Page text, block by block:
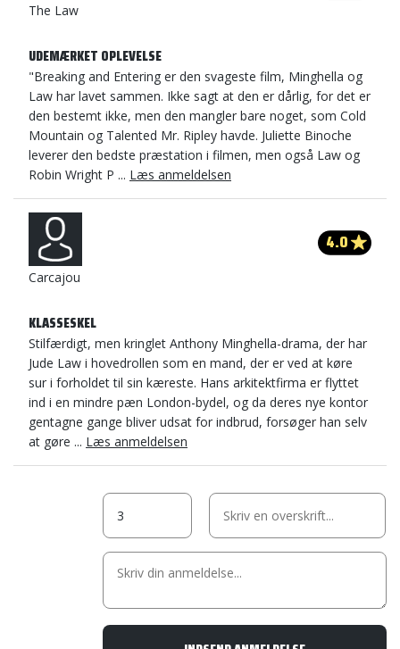
The Law
UDEMÆRKET OPLEVELSE
"Breaking and Entering er den svageste film, Minghella og
Law har lavet sammen. Ikke sagt at den er dårlig, for det er
den bestemt ikke, men den mangler bare noget, som Cold
Mountain og Talented Mr. Ripley havde. Juliette Binoche
leverer den bedste præstation i filmen, men også Law og
Robin Wright P ... Læs anmeldelsen
Carcajou
4.0
KLASSESKEL
Stilfærdigt, men kringlet Anthony Minghella-drama, der har
Jude Law i hovedrollen som en mand, der er ved at køre
sur i forholdet til sin kæreste. Hans arkitektfirma er flyttet
ind i en mindre pæn London-bydel, og da deres nye kontor
gentagne gange bliver udsat for indbrud, forsøger han selv
at gøre ... Læs anmeldelsen